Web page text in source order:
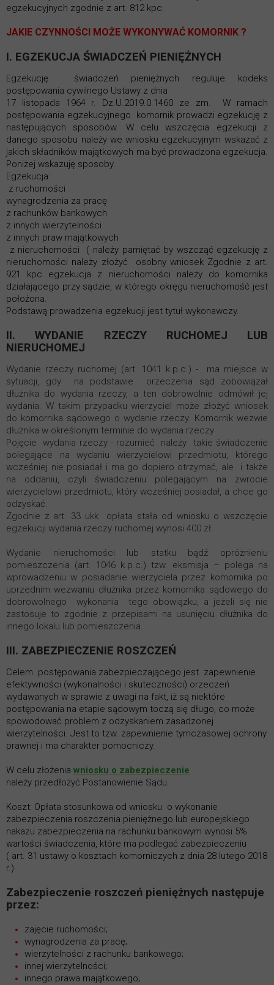
egzekucyjnych zgodnie z art. 812 kpc.
JAKIE CZYNNOŚCI MOŻE WYKONYWAĆ KOMORNIK ?
I. EGZEKUCJA ŚWIADCZEŃ PIENIĘŻNYCH
Egzekucję świadczeń pieniężnych reguluje kodeks
postępowania cywilnego Ustawy z dnia
17 listopada 1964 r. Dz.U.2019.0.1460 ze zm. W ramach
postępowania egzekucyjnego komornik prowadzi egzekucję z
następujących sposobów. W celu wszczęcia egzekucji z
danego sposobu należy we wniosku egzekucyjnym wskazać z
jakich składników majątkowych ma być prowadzona egzekucja.
Poniżej wskazuję sposoby.
Egzekucja:
z ruchomości
wynagrodzenia za pracę
z rachunków bankowych
z innych wierzytelności
z innych praw majątkowych
z nieruchomości ( należy pamiętać by wszcząć egzekucję z
nieruchomości należy złożyć osobny wniosek Zgodnie z art.
921 kpc egzekucja z nieruchomości należy do komornika
działającego przy sądzie, w którego okręgu nieruchomość jest
położona.
Podstawą prowadzenia egzekucji jest tytuł wykonawczy.
II. WYDANIE RZECZY RUCHOMEJ LUB
NIERUCHOMEJ
Wydanie rzeczy ruchomej (art. 1041 k.p.c.) - ma miejsce w
sytuacji, gdy na podstawie orzeczenia sąd zobowiązał
dłużnika do wydania rzeczy, a ten dobrowolnie odmówił jej
wydania. W takim przypadku wierzyciel może złożyć wniosek
do komornika sądowego o wydanie rzeczy. Komornik wezwie
dłużnika w określonym terminie do wydania rzeczy
Pojęcie wydania rzeczy - rozumieć należy takie świadczenie
polegające na wydaniu wierzycielowi przedmiotu, którego
wcześniej nie posiadał i ma go dopiero otrzymać, ale i także
na oddaniu, czyli świadczeniu polegającym na zwrocie
wierzycielowi przedmiotu, który wcześniej posiadał, a chce go
odzyskać.
Zgodnie z art. 33 ukk opłata stała od wniosku o wszczęcie
egzekucji wydania rzeczy ruchomej wynosi 400 zł.
Wydanie nieruchomości lub statku bądź opróżnieniu
pomieszczenia (art. 1046 k.p.c.) tzw. eksmisja – polega na
wprowadzeniu w posiadanie wierzyciela przez komornika po
uprzednim wezwaniu dłużnika przez komornika sądowego do
dobrowolnego wykonania tego obowiązku, a jeżeli się nie
zastosuje to zgodnie z przepisami na usunięciu dłużnika do
innego lokalu lub pomieszczenia.
III. ZABEZPIECZENIE ROSZCZEŃ
Celem postępowania zabezpieczającego jest zapewnienie
efektywności (wykonalności i skuteczności) orzeczeń
wydawanych w sprawie z uwagi na fakt, iż są niektóre
postępowania na etapie sądowym toczą się długo, co może
spowodować problem z odzyskaniem zasadzonej
wierzytelności. Jest to tzw. zapewnienie tymczasowej ochrony
prawnej i ma charakter pomocniczy.
W celu złożenia wniosku o zabezpieczenie
należy przedłożyć Postanowienie Sądu.
Koszt: Opłata stosunkowa od wniosku o wykonanie
zabezpieczenia roszczenia pieniężnego lub europejskiego
nakazu zabezpieczenia na rachunku bankowym wynosi 5%
wartości świadczenia, które ma podlegać zabezpieczeniu
( art. 31 ustawy o kosztach komorniczych z dnia 28 lutego 2018
r.)
Zabezpieczenie roszczeń pieniężnych następuje
przez:
zajęcie ruchomości;
wynagrodzenia za pracę;
wierzytelności z rachunku bankowego;
innej wierzytelności;
innego prawa majątkowego;